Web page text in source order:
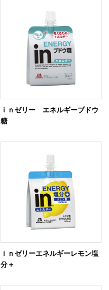
ｉｎゼリー エネルギーブドウ
糖
ｉｎゼリーエネルギーレモン塩
分＋